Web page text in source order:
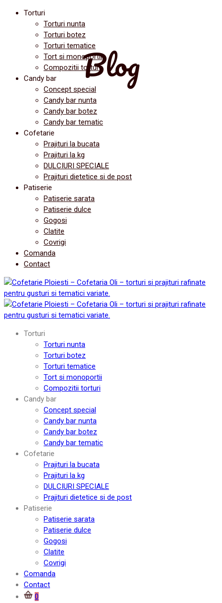
Torturi
Torturi nunta
Torturi botez
Torturi tematice
Tort si monoportii
Compozitii torturi
Candy bar
Concept special
Candy bar nunta
Candy bar botez
Candy bar tematic
Cofetarie
Prajituri la bucata
Prajituri la kg
DULCIURI SPECIALE
Prajituri dietetice si de post
Patiserie
Patiserie sarata
Patiserie dulce
Gogosi
Clatite
Covrigi
Comanda
Contact
Torturi
Torturi nunta
Torturi botez
Torturi tematice
Tort si monoportii
Compozitii torturi
Candy bar
Concept special
Candy bar nunta
Candy bar botez
Candy bar tematic
Cofetarie
Prajituri la bucata
Prajituri la kg
DULCIURI SPECIALE
Prajituri dietetice si de post
Patiserie
Patiserie sarata
Patiserie dulce
Gogosi
Clatite
Covrigi
Comanda
Contact
0
Blog